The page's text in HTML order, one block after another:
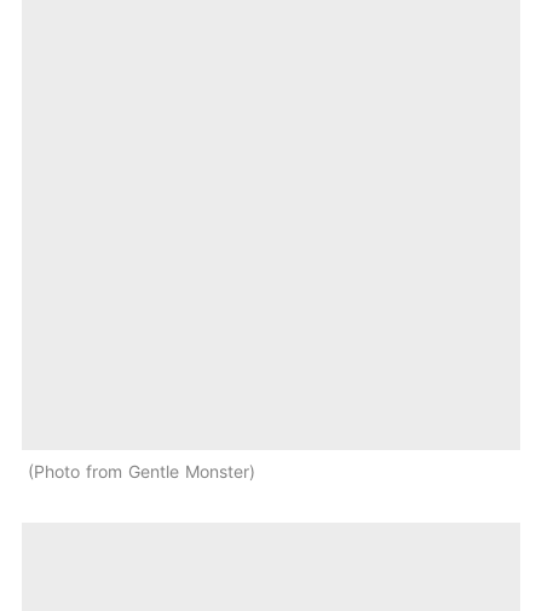
Photo from Gentle Monster